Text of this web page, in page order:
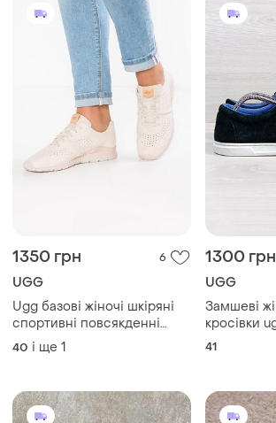
1350 грн 6
UGG
Ugg базові жіночі шкіряні
спортивні повсякденні
кросівки бежеві р. 40 41
40 і ще 1
1300 грн
UGG
Замшеві
кросівки
розмір 41
41